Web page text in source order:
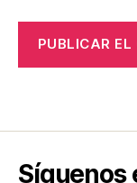
Síguenos